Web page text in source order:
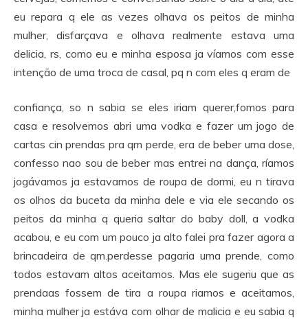
eu repara q ele as vezes olhava os peitos de minha
mulher, disfarçava e olhava realmente estava uma
delicia, rs, como eu e minha esposa ja víamos com esse
intenção de uma troca de casal, pq n com eles q eram de
confiança, so n sabia se eles iriam querer,fomos para
casa e resolvemos abri uma vodka e fazer um jogo de
cartas cin prendas pra qm perde, era de beber uma dose,
confesso nao sou de beber mas entrei na dança, ríamos
jogávamos ja estavamos de roupa de dormi, eu n tirava
os olhos da buceta da minha dele e via ele secando os
peitos da minha q queria saltar do baby doll, a vodka
acabou, e eu com um pouco ja alto falei pra fazer agora a
brincadeira de qm.perdesse pagaria uma prende, como
todos estavam altos aceitamos. Mas ele sugeriu que as
prendaas fossem de tira a roupa riamos e aceitamos,
minha mulher ja estáva com olhar de malicia e eu sabia q